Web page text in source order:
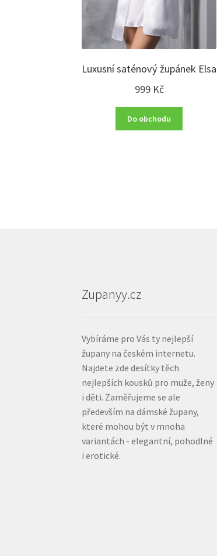
Luxusní saténový župánek Elsa
999 Kč
Do obchodu
Zupanyy.cz
Vybíráme pro Vás ty nejlepší
župany na českém internetu.
Najdete zde desítky těch
nejlepších kousků pro muže, ženy
i děti. Zaměřujeme se ale
především na dámské župany,
které mohou být v mnoha
variantách - elegantní, pohodlné
i erotické.